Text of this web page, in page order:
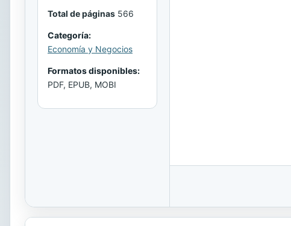
Total de páginas 566
Categoría:
Economía y Negocios
Formatos disponibles:
PDF, EPUB, MOBI